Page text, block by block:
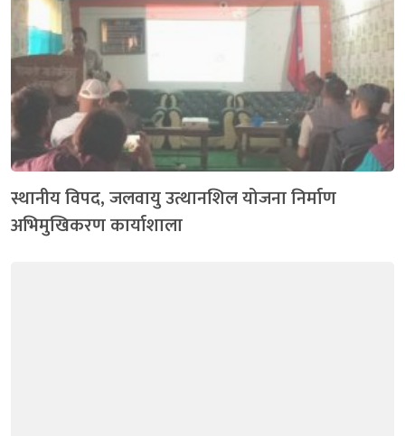
स्थानीय विपद, जलवायु उत्थानशिल योजना निर्माण
अभिमुखिकरण कार्याशाला